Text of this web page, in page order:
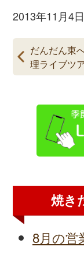
2013年11月4日
だんだん東
理ライブツ
焼き
8月の営